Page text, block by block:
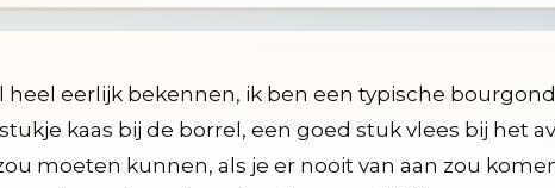
heel eerlijk bekennen, ik ben een typische
kaas bij de borrel, een goed stuk vlees bij het
moeten kunnen, als je er nooit van aan zou